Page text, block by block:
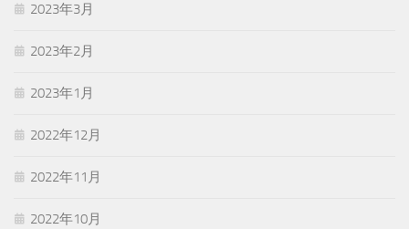
2023年3月
2023年2月
2023年1月
2022年12月
2022年11月
2022年10月